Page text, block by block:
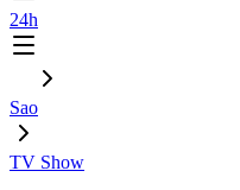
24h
Sao
TV Show